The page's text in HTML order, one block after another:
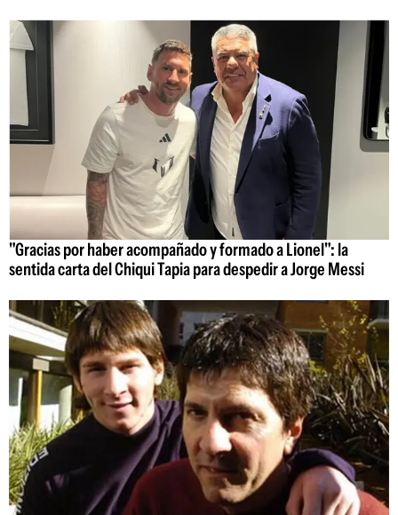
"Gracias por haber acompañado y formado a Lionel": la
sentida carta del Chiqui Tapia para despedir a Jorge Messi